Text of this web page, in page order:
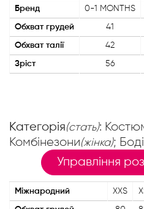
Бренд 0-1 MONTHS
Обхват грудей 41
Обхват талії 42
Зріст 56
Категорія(стать):
Комбінезони(жінка); Боді
Управління
Міжнародний XXS